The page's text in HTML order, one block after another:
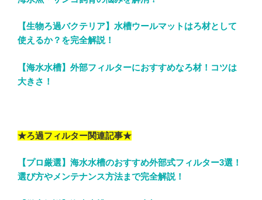
【生物ろ過バクテリア】水槽ウールマットはろ材として
使えるか？を完全解説！
【海水水槽】外部フィルターにおすすめなろ材！コツは
大きさ！
★ろ過フィルター関連記事★
【プロ厳選】海水水槽のおすすめ外部式フィルター3選！
選び方やメンテナンス方法まで完全解説！